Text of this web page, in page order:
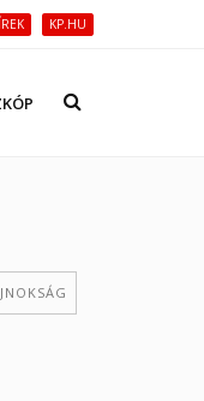
KP.HU